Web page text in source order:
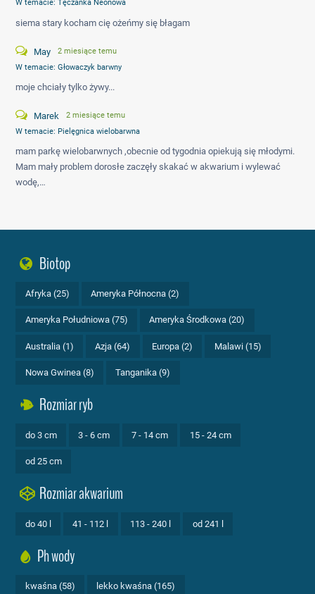
W temacie:Tęczanka Neonowa
siema stary kocham cię ożeńmy się błagam
May
2 miesiące temu
W temacie:Głowaczyk barwny
moje chciały tylko żywy...
Marek
2 miesiące temu
W temacie: Pielęgnica wielobarwna
mam parkę wielobarwnych ,obecnie od tygodnia opiekują się młodymi.
Mam mały problem dorosłe zaczęły skakać w akwarium i wylewać
wodę,…
Biotop
Afryka (25) Ameryka Północna (2)
Ameryka Południowa (75) Ameryka Środkowa (20)
Australia (1) Azja (64) Europa (2) Malawi (15)
Nowa Gwinea (8) Tanganika (9)
Rozmiar ryb
do 3 cm 3 - 6 cm 7 - 14 cm 15 - 24 cm
od 25 cm
Rozmiar akwarium
do 40 l 41 - 112 l 113 - 240 l od 241 l
Ph wody
kwaśna (58) lekko kwaśna (165)